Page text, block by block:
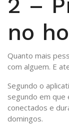
2 –
no
Quanto mais
com alguem. E
Segundo o
segundo em que
conectados e
domingos.